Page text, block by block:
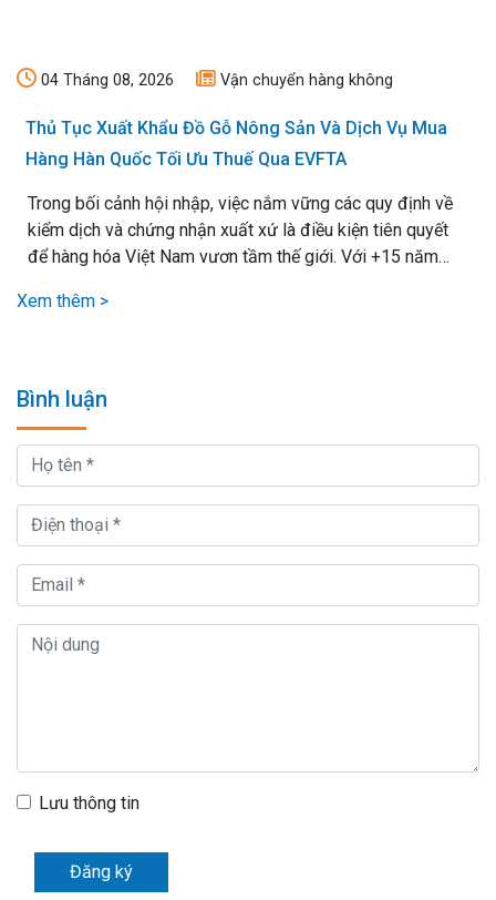
04 Tháng 08, 2026 Vận chuyển hàng không
Thủ Tục Xuất Khẩu Đồ Gỗ Nông Sản Và Dịch Vụ Mua
Hàng Hàn Quốc Tối Ưu Thuế Qua EVFTA
Trong bối cảnh hội nhập, việc nắm vững các quy định về
kiểm dịch và chứng nhận xuất xứ là điều kiện tiên quyết
để hàng hóa Việt Nam vươn tầm thế giới. Với +15 năm
tôi cam kết mang lại giải pháp vận chuyển hiệu quả nhất,.
Xem thêm >
Bình luận
Lưu thông tin
Đăng ký